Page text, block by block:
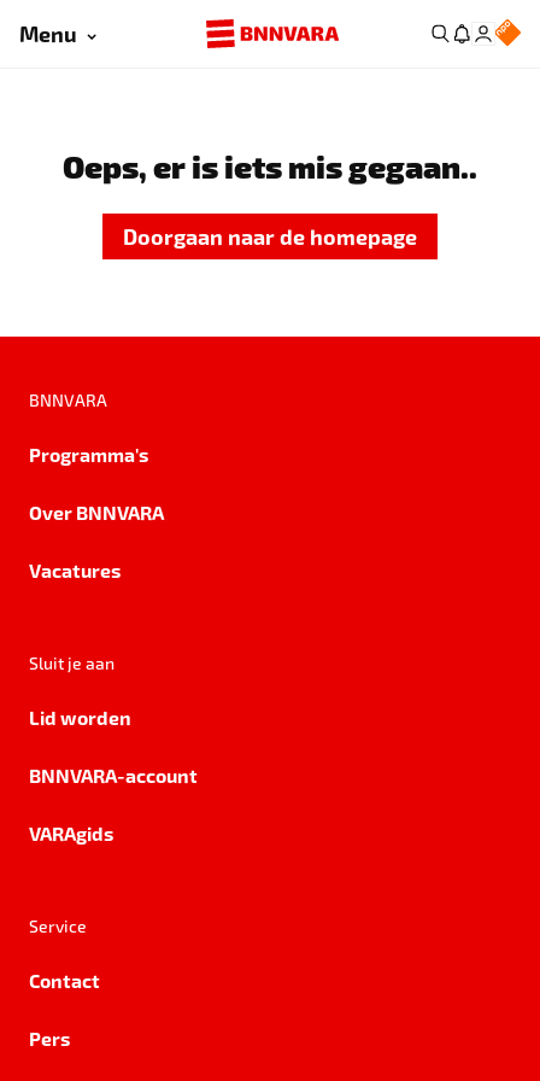
Menu
Oeps, er is iets mis gegaan..
Doorgaan naar de homepage
BNNVARA
Programma's
Over BNNVARA
Vacatures
Sluit je aan
Lid worden
BNNVARA-account
VARAgids
Service
Contact
Pers